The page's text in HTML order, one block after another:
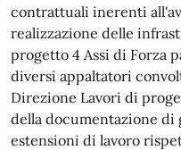
contrattuali inerenti
realizzazione delle
progetto 4 Assi di Forza
diversi appaltatori
Direzione Lavori di
della documentazione di
estensioni di lavoro